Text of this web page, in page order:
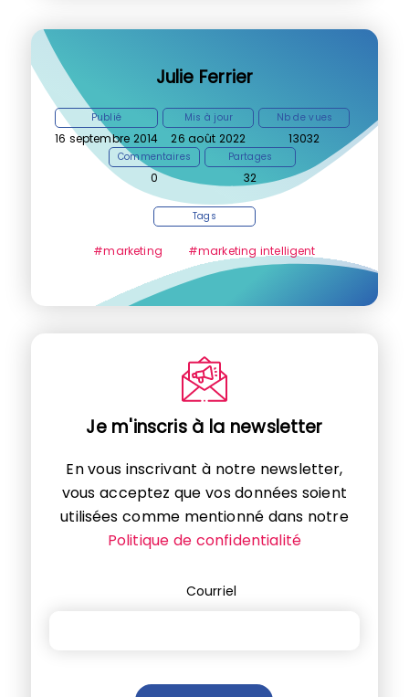
Julie Ferrier
Publié
16 septembre 2014
Mis à jour
26 août 2022
Nb de vues
13032
Commentaires
0
Partages
32
Tags
#marketing #marketing intelligent
Je m'inscris à la newsletter
En vous inscrivant à notre newsletter,
vous acceptez que vos données soient
utilisées comme mentionné dans notre
Politique de confidentialité
Courriel